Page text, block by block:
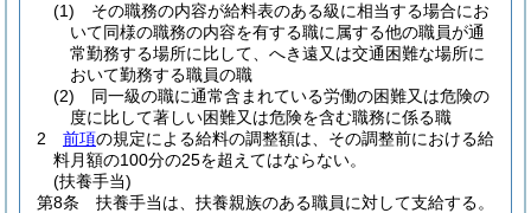
(1)
その職務の内容が給料表のある級に相当する場合にお
いて同様の職務の内容を有する職に属する他の職員が通
常勤務する場所に比して、へき遠又は交通困難な場所に
おいて勤務する職員の職
(2)
同一級の職に通常含まれている労働の困難又は危険の
度に比して著しい困難又は危険を含む職務に係る職
2
前項の規定による給料の調整額は、その調整前における給
料月額の100分の25を超えてはならない。
(扶養手当)
第8条
扶養手当は、扶養親族のある職員に対して支給する。